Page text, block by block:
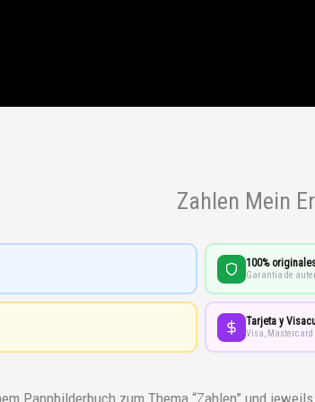
Zahlen Mein
100%
Garantía de
Tarjeta y
Visa, Mastercard